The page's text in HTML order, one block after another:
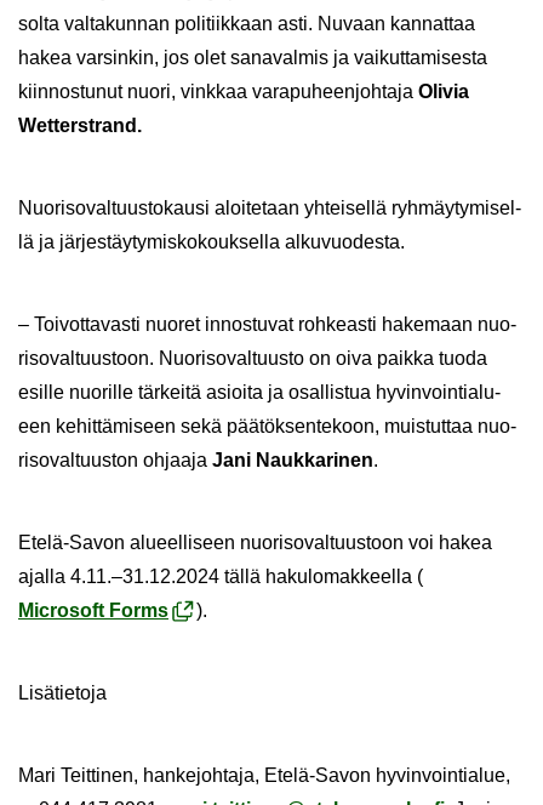
sol­ta val­ta­kun­nan po­li­tiik­kaan asti. Nu­vaan kan­nat­taa
hakea var­sin­kin, jos olet sa­na­val­mis ja vai­kut­ta­mi­ses­ta
kiin­nos­tu­nut nuori, vink­kaa va­ra­pu­heen­joh­ta­ja Oli­via
Wetterstrand.
Nuo­ri­so­val­tuus­to­kausi aloi­te­taan yh­tei­sel­lä ryh­mäy­ty­mi­sel­
lä ja jär­jes­täy­ty­mis­ko­kouk­sel­la al­ku­vuo­des­ta.
– Toi­vot­ta­vas­ti nuo­ret in­nos­tu­vat roh­keas­ti ha­ke­maan nuo­
ri­so­val­tuus­toon. Nuo­ri­so­val­tuus­to on oiva paik­ka tuoda
esil­le nuo­ril­le tär­kei­tä asioi­ta ja osal­lis­tua hy­vin­voin­tia­lu­
een ke­hit­tä­mi­seen sekä pää­tök­sen­te­koon, muis­tut­taa nuo­
ri­so­val­tuus­ton oh­jaa­ja Jani Nauk­ka­ri­nen.
Etelä-​Savon alu­eel­li­seen nuo­ri­so­val­tuus­toon voi hakea
ajal­la 4.11.–31.12.2024 tällä ha­ku­lo­mak­keel­la (
Mic­ro­soft Forms
).
Li­sä­tie­to­ja
Mari Teit­ti­nen, han­ke­joh­ta­ja, Etelä-​Savon hy­vin­voin­tia­lue,